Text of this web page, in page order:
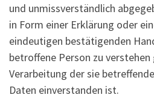
und unmissverständlich
in Form einer Erklärung oder
eindeutigen bestätigenden
betroffene Person zu
Verarbeitung der sie
Daten einverstanden ist.